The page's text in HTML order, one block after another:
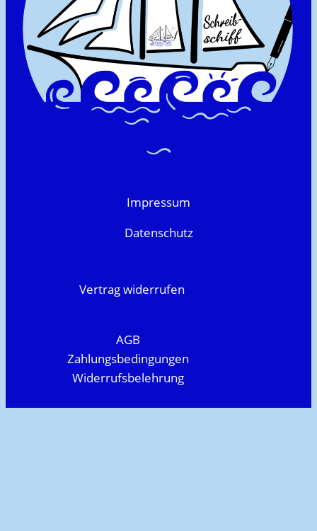
Impressum
Datenschutz
Vertrag widerrufen
AGB
Zahlungsbedingungen
Widerrufsbelehrung